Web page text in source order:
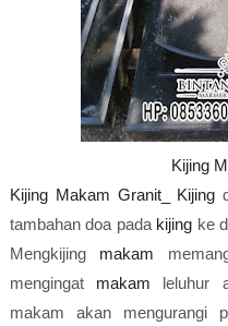
Kijing
Kijing Makam Granit_
Kijing
tambahan doa pada kijing ke
Mengkijing makam
mengingat makam leluhur
makam akan mengurangi